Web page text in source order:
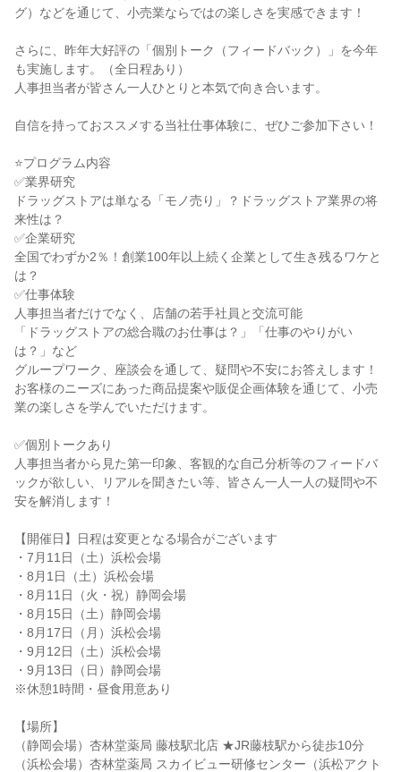
グ）などを通じて、小売業ならではの楽しさを実感できます！
さらに、昨年大好評の「個別トーク（フィードバック）」を今年
も実施します。（全日程あり）
人事担当者が皆さん一人ひとりと本気で向き合います。
自信を持っておススメする当社仕事体験に、ぜひご参加下さい！
⭐プログラム内容
✅業界研究
ドラッグストアは単なる「モノ売り」？ドラッグストア業界の将
来性は？
✅企業研究
全国でわずか2％！創業100年以上続く企業として生き残るワケと
は？
✅仕事体験
人事担当者だけでなく、店舗の若手社員と交流可能
「ドラッグストアの総合職のお仕事は？」「仕事のやりがい
は？」など
グループワーク、座談会を通して、疑問や不安にお答えします！
お客様のニーズにあった商品提案や販促企画体験を通じて、小売
業の楽しさを学んでいただけます。
✅個別トークあり
人事担当者から見た第一印象、客観的な自己分析等のフィードバ
ックが欲しい、リアルを聞きたい等、皆さん一人一人の疑問や不
安を解消します！
【開催日】日程は変更となる場合がございます
・7月11日（土）浜松会場
・8月1日（土）浜松会場
・8月11日（火・祝）静岡会場
・8月15日（土）静岡会場
・8月17日（月）浜松会場
・9月12日（土）浜松会場
・9月13日（日）静岡会場
※休憩1時間・昼食用意あり
【場所】
（静岡会場）杏林堂薬局 藤枝駅北店 ★JR藤枝駅から徒歩10分
（浜松会場）杏林堂薬局 スカイビュー研修センター（浜松アクト